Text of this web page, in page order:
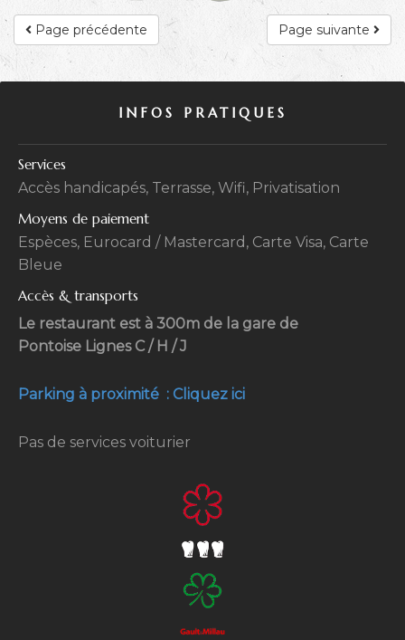
Page suivante
Page précédente
INFOS PRATIQUES
Services
Accès handicapés, Terrasse, Wifi, Privatisation
Moyens de paiement
Espèces, Eurocard / Mastercard, Carte Visa, Carte
Bleue
Accès & transports
Le restaurant est à 300m de la gare de
Pontoise Lignes C / H / J
Parking à proximité : Cliquez ici
Pas de services voiturier